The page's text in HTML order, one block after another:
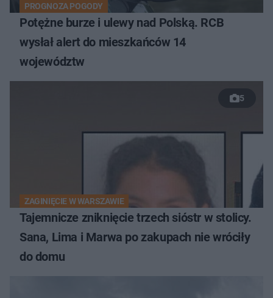
PROGNOZA POGODY
Potężne burze i ulewy nad Polską. RCB
wysłał alert do mieszkańców 14
województw
5
ZAGINIĘCIE W WARSZAWIE
Tajemnicze zniknięcie trzech sióstr w stolicy.
Sana, Lima i Marwa po zakupach nie wróciły
do domu